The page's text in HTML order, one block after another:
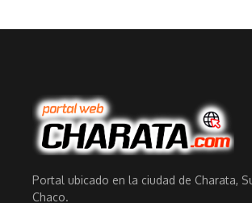
Portal ubicado en la ciudad de Charata,
Chaco.